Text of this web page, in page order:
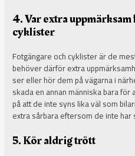
4. Var extra
cyklister
Fotgängare och cyklister är de
behöver därför extra
ser eller hör dem på vägarna i
skada en annan människa bara
på att de inte syns lika väl som
extra sårbara eftersom de inte
5. Kör aldrig trött